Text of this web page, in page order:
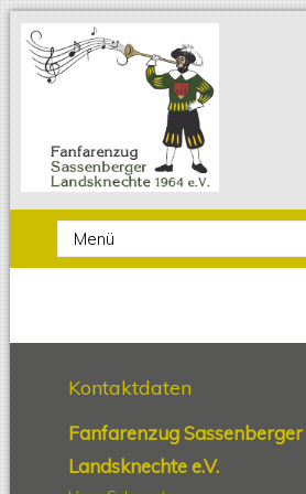
Zielseite
Kontaktdaten
Fanfarenzug Sassenberger
Landsknechte e.V.